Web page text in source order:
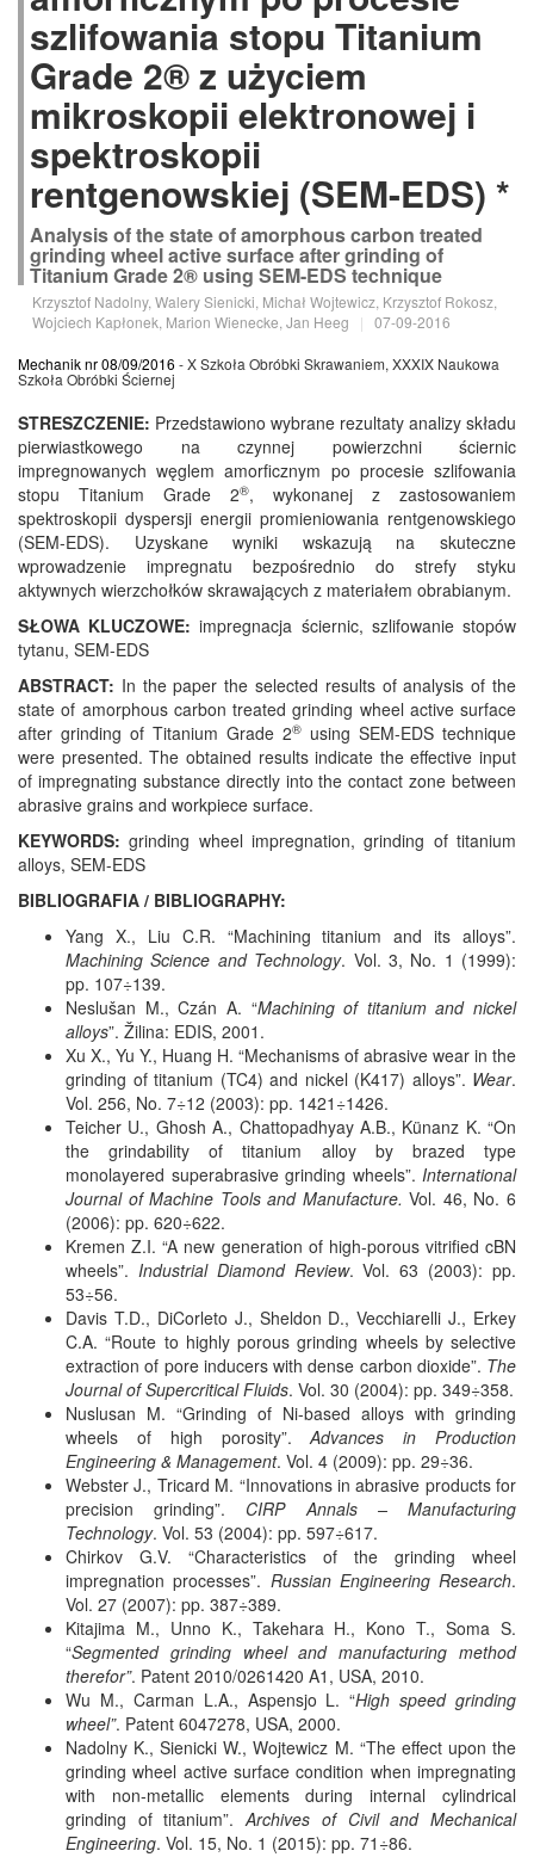
szlifowania stopu Titanium
Grade 2® z użyciem
mikroskopii elektronowej i
spektroskopii
rentgenowskiej (SEM-EDS) *
Analysis of the state of amorphous carbon treated
grinding wheel active surface after grinding of
Titanium Grade 2® using SEM-EDS technique
Krzysztof Nadolny, Walery Sienicki, Michał Wojtewicz, Krzysztof Rokosz,
Wojciech Kapłonek, Marion Wienecke, Jan Heeg | 07-09-2016
Mechanik nr 08/09/2016 - X Szkoła Obróbki Skrawaniem, XXXIX Naukowa
Szkoła Obróbki Ściernej
STRESZCZENIE: Przedstawiono wybrane rezultaty analizy składu
pierwiastkowego na czynnej powierzchni ściernic
impregnowanych węglem amorficznym po procesie szlifowania
stopu Titanium Grade 2®, wykonanej z zastosowaniem
spektroskopii dyspersji energii promieniowania rentgenowskiego
(SEM-EDS). Uzyskane wyniki wskazują na skuteczne
wprowadzenie impregnatu bezpośrednio do strefy styku
aktywnych wierzchołków skrawających z materiałem obrabianym.
SŁOWA KLUCZOWE:impregnacja ściernic, szlifowanie stopów
tytanu, SEM-EDS
ABSTRACT: In the paper the selected results of analysis of the
state of amorphous carbon treated grinding wheel active surface
after grinding of Titanium Grade 2® using SEM-EDS technique
were presented. The obtained results indicate the effective input
of impregnating substance directly into the contact zone between
abrasive grains and workpiece surface.
KEYWORDS:grinding wheel impregnation, grinding of titanium
alloys, SEM-EDS
BIBLIOGRAFIA / BIBLIOGRAPHY:
Yang X., Liu C.R. “Machining titanium and its alloys”.
Machining Science and Technology. Vol. 3, No. 1 (1999):
pp. 107÷139.
Neslušan M., Czán A. “Machining of titanium and nickel
alloys”. Žilina: EDIS, 2001.
Xu X., Yu Y., Huang H. “Mechanisms of abrasive wear in the
grinding of titanium (TC4) and nickel (K417) alloys”. Wear.
Vol. 256, No. 7÷12 (2003): pp. 1421÷1426.
Teicher U., Ghosh A., Chattopadhyay A.B., Künanz K. “On
the grindability of titanium alloy by brazed type
monolayered superabrasive grinding wheels”. International
Journal of Machine Tools and Manufacture.Vol. 46, No. 6
(2006): pp. 620÷622.
Kremen Z.I. “A new generation of high-porous vitrified cBN
wheels”. Industrial Diamond Review. Vol. 63 (2003): pp.
53÷56.
Davis T.D., DiCorleto J., Sheldon D., Vecchiarelli J., Erkey
C.A. “Route to highly porous grinding wheels by selective
extraction of pore inducers with dense carbon dioxide”. The
Journal of Supercritical Fluids. Vol. 30 (2004): pp. 349÷358.
Nuslusan M. “Grinding of Ni-based alloys with grinding
wheels of high porosity”.Advances in Production
Engineering & Management. Vol. 4 (2009): pp. 29÷36.
Webster J., Tricard M. “Innovations in abrasive products for
precision grinding”. CIRP Annals – Manufacturing
Technology. Vol. 53 (2004): pp. 597÷617.
Chirkov G.V. “Characteristics of the grinding wheel
impregnation processes”. Russian Engineering Research.
Vol. 27 (2007): pp. 387÷389.
Kitajima M., Unno K., Takehara H., Kono T., Soma S.
“Segmented grinding wheel and manufacturing method
therefor”. Patent 2010/0261420 A1, USA, 2010.
Wu M., Carman L.A., Aspensjo L. “High speed grinding
wheel”. Patent 6047278, USA, 2000.
Nadolny K., Sienicki W., Wojtewicz M. “The effect upon the
grinding wheel active surface condition when impregnating
with non-metallic elements during internal cylindrical
grinding of titanium”.Archives of Civil and Mechanical
Engineering. Vol. 15, No. 1 (2015): pp. 71÷86.